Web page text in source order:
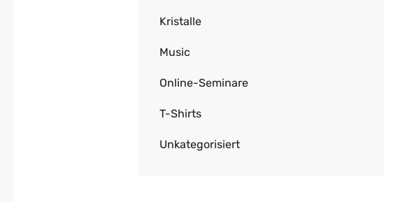
Kristalle
Music
Online-Seminare
T-Shirts
Unkategorisiert